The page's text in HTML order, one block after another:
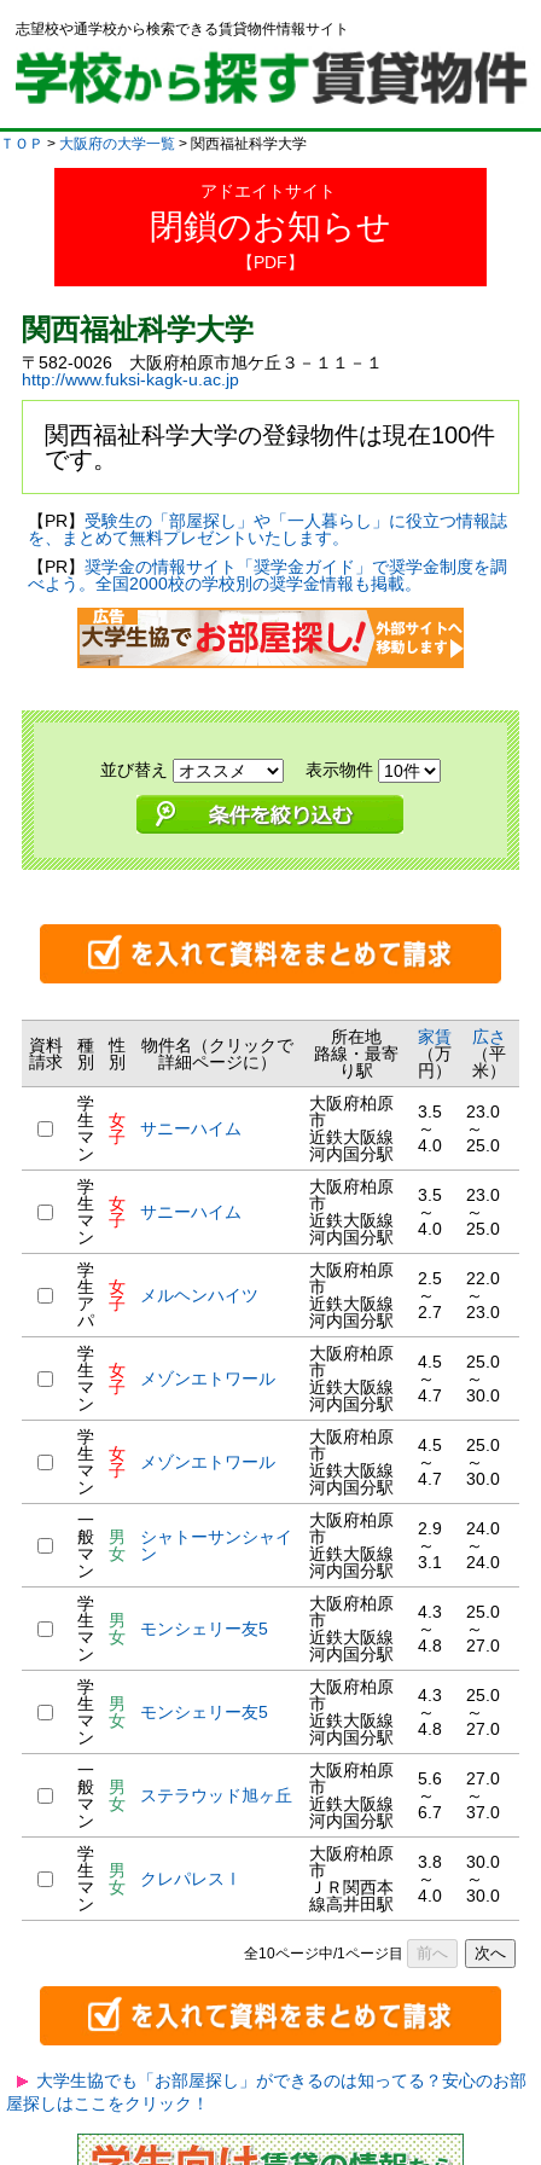
志望校や通学校から検索できる賃貸物件情報サイト
ＴＯＰ > 大阪府の大学一覧 > 関西福祉科学大学
アドエイトサイト
閉鎖のお知らせ
【PDF】
関西福祉科学大学
〒582-0026 大阪府柏原市旭ケ丘３－１１－１
http://www.fuksi-kagk-u.ac.jp
関西福祉科学大学の登録物件は現在100件
です。
【PR】 受験生の「部屋探し」や「一人暮らし」に役立つ情報誌
を、まとめて無料プレゼントいたします。
【PR】 奨学金の情報サイト「奨学金ガイド」で奨学金制度を調
べよう。全国2000校の学校別の奨学金情報も掲載。
並び替え 表示物件
資料
請求
種
別
性
別
物件名（クリックで
詳細ページに）
所在地
路線・最寄
り駅
家賃
（万
円）
広さ
（平
米）
学
生
マ
ン
女
子
サニーハイム
大阪府柏原
市
近鉄大阪線
河内国分駅
3.5
～
4.0
23.0
～
25.0
学
生
マ
ン
女
子
サニーハイム
大阪府柏原
市
近鉄大阪線
河内国分駅
3.5
～
4.0
23.0
～
25.0
学
生
ア
パ
女
子
メルヘンハイツ
大阪府柏原
市
近鉄大阪線
河内国分駅
2.5
～
2.7
22.0
～
23.0
学
生
マ
ン
女
子
メゾンエトワール
大阪府柏原
市
近鉄大阪線
河内国分駅
4.5
～
4.7
25.0
～
30.0
学
生
マ
ン
女
子
メゾンエトワール
大阪府柏原
市
近鉄大阪線
河内国分駅
4.5
～
4.7
25.0
～
30.0
一
般
マ
ン
男
女
シャトーサンシャイ
ン
大阪府柏原
市
近鉄大阪線
河内国分駅
2.9
～
3.1
24.0
～
24.0
学
生
マ
ン
男
女
モンシェリー友5
大阪府柏原
市
近鉄大阪線
河内国分駅
4.3
～
4.8
25.0
～
27.0
学
生
マ
ン
男
女
モンシェリー友5
大阪府柏原
市
近鉄大阪線
河内国分駅
4.3
～
4.8
25.0
～
27.0
一
般
マ
ン
男
女
ステラウッド旭ヶ丘
大阪府柏原
市
近鉄大阪線
河内国分駅
5.6
～
6.7
27.0
～
37.0
学
生
マ
ン
男
女
クレパレスⅠ
大阪府柏原
市
ＪＲ関西本
線高井田駅
3.8
～
4.0
30.0
～
30.0
全10ページ中/1ページ目 前へ 次へ
大学生協でも「お部屋探し」ができるのは知ってる？安心のお部
屋探しはここをクリック！